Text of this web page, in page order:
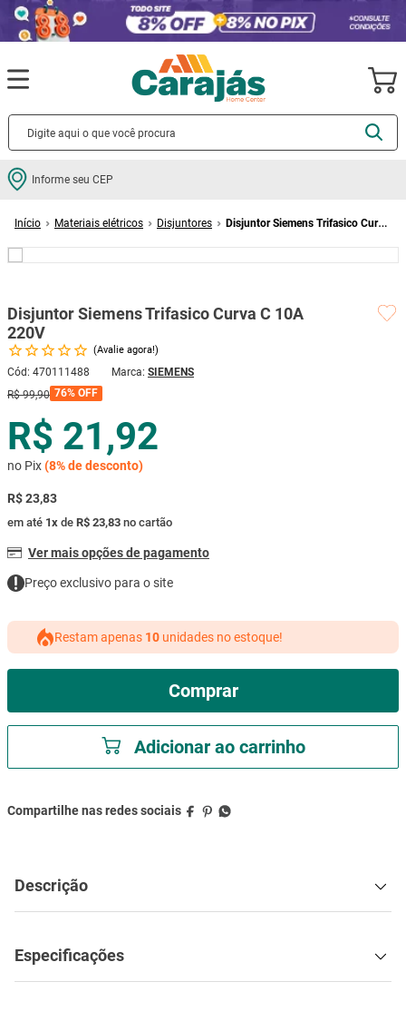
Informe seu CEP
Materiais elétricos Disjuntores
Disjuntor Siemens Trifasico Curva
Disjuntor Siemens Trifasico Curva C 10A
220V
Avalie agora!
Cód: 470111488
SIEMENS
R$ 99,90 76% OFF
R$ 21,92
no Pix(8%de desconto)
R$ 23,83
em até 1x de R$ 23,83 no cartão
Ver mais opções de pagamento
Preço exclusivo para o site
Restam apenas 10 unidades no estoque!
Comprar
Adicionar ao carrinho
Descrição
Especificações
Termos mais buscados
2º porcelanato
5 º porta
6º vaso sanitário
7º tinta
8º cadeira
9 º mesa
º ar condicionado